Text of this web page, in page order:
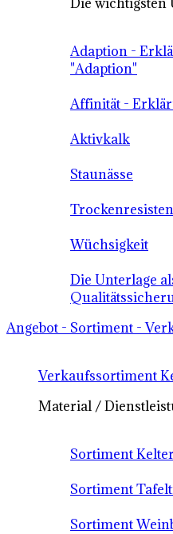
Adaption -
"Adaption"
Affinität -
Aktivkalk
Staunässe
Wüchsigkeit
Die Unterlage
Angebot - Sortiment -
Verkaufssortiment
Material /
Sortiment
Sortiment
Sortiment